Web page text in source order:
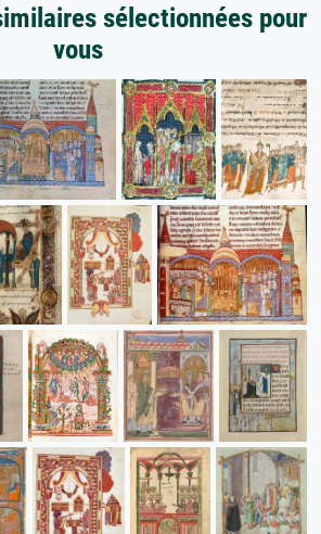
sélectionnées pour
vous